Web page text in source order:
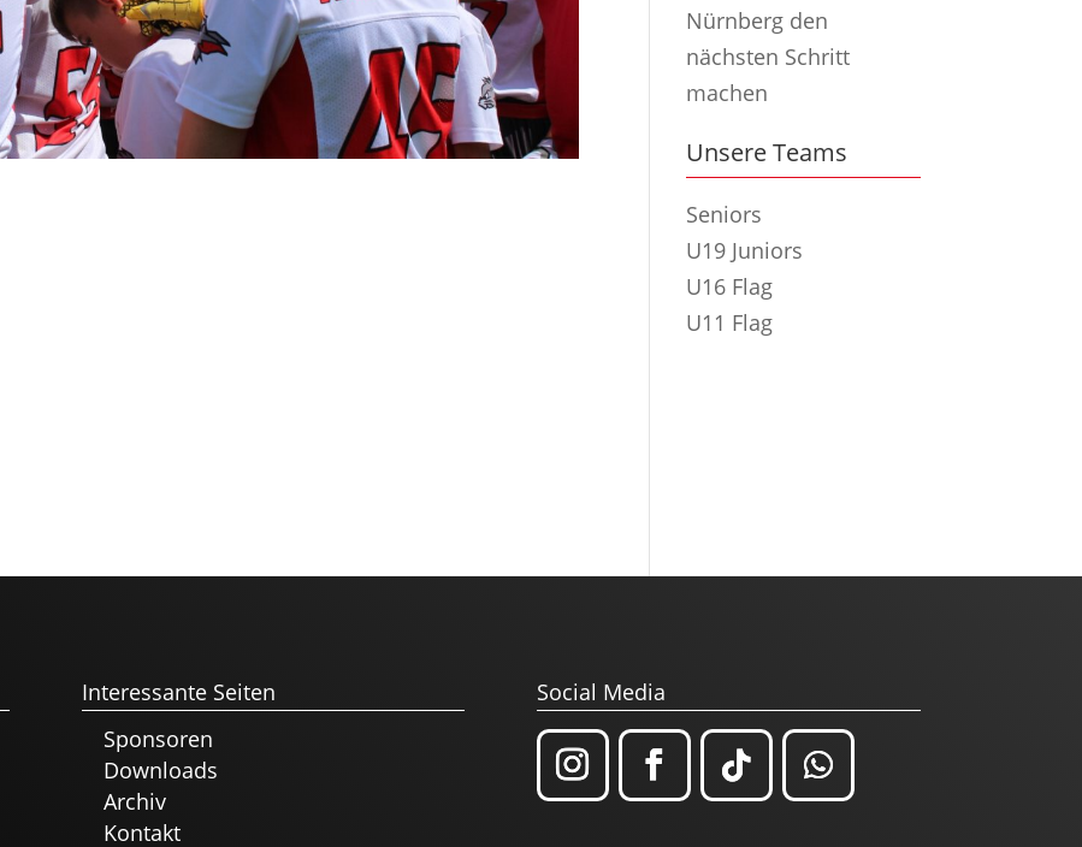
Nürnberg den
nächsten Schritt
machen
Unsere Teams
Seniors
U19 Juniors
U16 Flag
U11 Flag
Interessante Seiten
Sponsoren
Downloads
Archiv
Kontakt
Social Media